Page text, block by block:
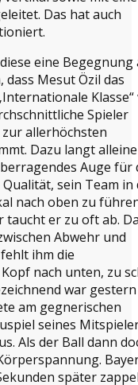
Das hat auch
eine Begegnung
Mesut Özil das
Klasse“
Spieler
allerhöchsten
Dazu langt alleine
Auge für
sein Team in
nach oben zu
taucht er zu oft ab.
Abwehr und
ihm die
nach unten, zu
war
am gegnerischen
seines
Als der Ball dann
später